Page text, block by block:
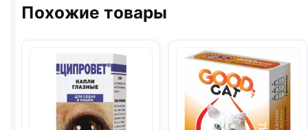
30мл
Похожие товары